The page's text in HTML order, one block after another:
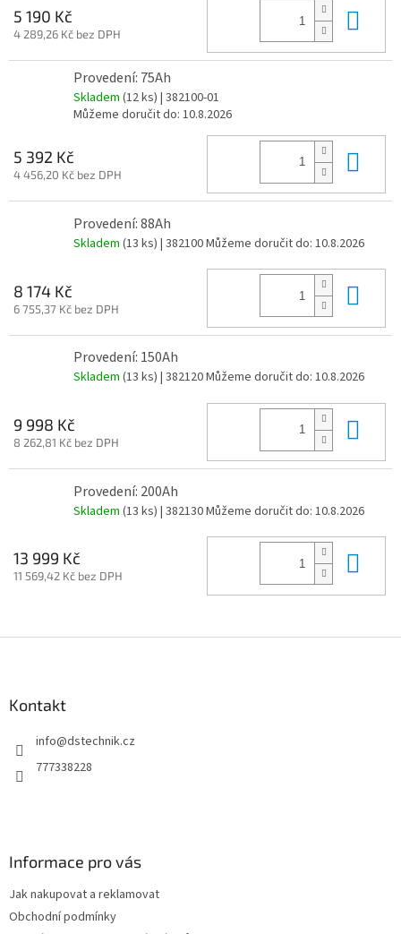
5 190 Kč
4 289,26 Kč bez DPH
Provedení: 75Ah
Skladem (12 ks) | 382100-01
Můžeme doručit do: 10.8.2026
5 392 Kč
4 456,20 Kč bez DPH
Provedení: 88Ah
Skladem (13 ks) | 382100Můžeme doručit do: 10.8.2026
8 174 Kč
6 755,37 Kč bez DPH
Provedení: 150Ah
Skladem (13 ks) | 382120Můžeme doručit do: 10.8.2026
9 998 Kč
8 262,81 Kč bez DPH
Provedení: 200Ah
Skladem (13 ks) | 382130Můžeme doručit do: 10.8.2026
13 999 Kč
11 569,42 Kč bez DPH
Kontakt
info@dstechnik.cz
777338228
Informace pro vás
Jak nakupovat a reklamovat
Obchodní podmínky